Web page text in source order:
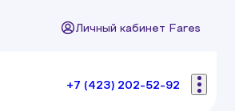
Личный кабинет Fares
+7 (423) 202-52-92